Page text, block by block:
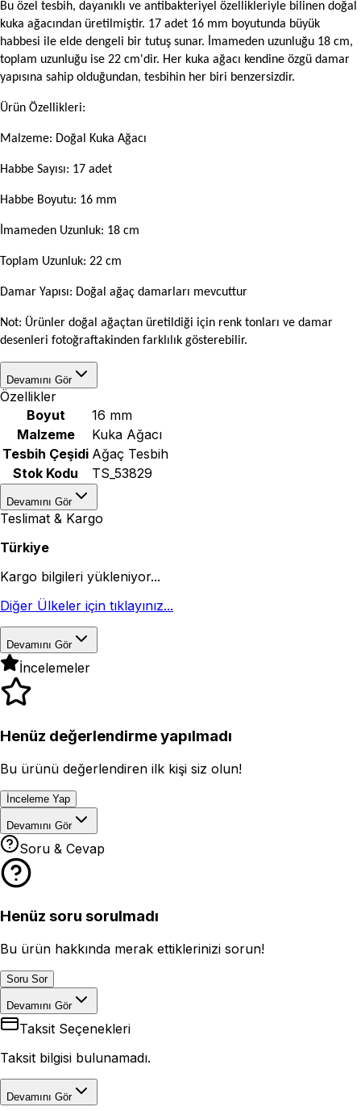
Bu özel tesbih, dayanıklı ve antibakteriyel özellikleriyle bilinen doğal
kuka ağacından üretilmiştir. 17 adet 16 mm boyutunda büyük
habbesi ile elde dengeli bir tutuş sunar. İmameden uzunluğu 18 cm,
toplam uzunluğu ise 22 cm'dir. Her kuka ağacı kendine özgü damar
yapısına sahip olduğundan, tesbihin her biri benzersizdir.
Ürün Özellikleri:
Malzeme: Doğal Kuka Ağacı
Habbe Sayısı: 17 adet
Habbe Boyutu: 16 mm
İmameden Uzunluk: 18 cm
Toplam Uzunluk: 22 cm
Damar Yapısı: Doğal ağaç damarları mevcuttur
Not: Ürünler doğal ağaçtan üretildiği için renk tonları ve damar
desenleri fotoğraftakinden farklılık gösterebilir.
Devamını Gör
Özellikler
Boyut
16 mm
Malzeme
Kuka Ağacı
Tesbih Çeşidi Ağaç Tesbih
Stok Kodu
TS_53829
Devamını Gör
Teslimat & Kargo
Türkiye
Kargo bilgileri yükleniyor...
Diğer Ülkeler için tıklayınız...
Devamını Gör
İncelemeler
Henüz değerlendirme yapılmadı
Bu ürünü değerlendiren ilk kişi siz olun!
İnceleme Yap
Devamını Gör
Soru & Cevap
Henüz soru sorulmadı
Bu ürün hakkında merak ettiklerinizi sorun!
Soru Sor
Devamını Gör
Taksit Seçenekleri
Taksit bilgisi bulunamadı.
Devamını Gör